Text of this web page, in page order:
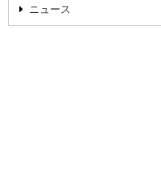
ニュース